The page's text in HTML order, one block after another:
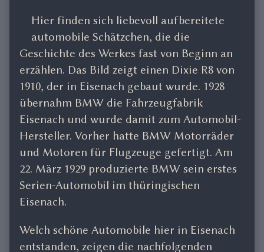
Hier finden sich liebevoll aufbereitete
automobile Schätzchen, die die
Geschichte des Werkes fast von Beginn an
erzählen. Das Bild zeigt einen Dixie R8 von
1910, der in Eisenach gebaut wurde. 1928
übernahm BMW die Fahrzeugfabrik
Eisenach und wurde damit zum Automobil-
Hersteller. Vorher hatte BMW Motorräder
und Motoren für Flugzeuge gefertigt. Am
22. März 1929 produzierte BMW sein erstes
Serien-Automobil im thüringischen
Eisenach.
Welch schöne Automobile hier in Eisenach
entstanden, zeigen die nachfolgenden